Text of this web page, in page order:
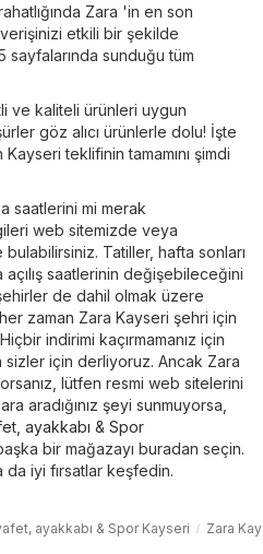
Zara 'in en son
etkili bir şekilde
sayfalarında sunduğu tüm
ve kaliteli ürünleri uygun
göz alıcı ürünlerle dolu! İşte
teklifinin tamamını şimdi
saatlerini mi merak
web sitemizde veya
Tatiller, hafta sonları
saatlerinin değişebileceğini
de dahil olmak üzere
zaman Zara Kayseri şehri için
indirimi kaçırmamanız için
için derliyoruz. Ancak Zara
lütfen resmi web sitelerini
aradığınız şeyi sunmuyorsa,
ayakkabı & Spor
bir mağazayı buradan seçin.
iyi fırsatlar keşfedin.
ayakkabı & Spor Kayseri Zara